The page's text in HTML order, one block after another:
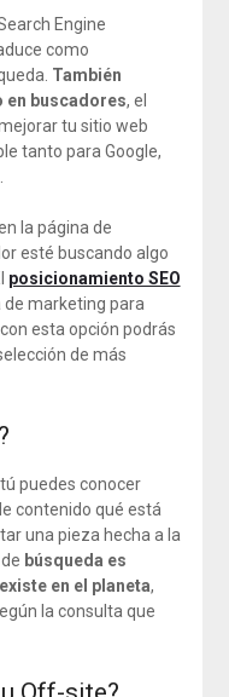
Engine
como
También
buscadores, el
tu sitio web
tanto para Google,
la página de
esté buscando algo
posicionamiento SEO
marketing para
esta opción podrás
de más
puedes conocer
contenido qué está
una pieza hecha a la
búsqueda es
en el planeta,
la consulta que